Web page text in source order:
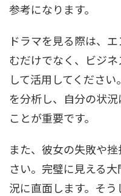
参考になります。
ドラマを見る際は、
むだけでなく、ビジ
して活用してくださ
を分析し、自分の状
ことが重要です。
また、彼女の失敗や
さい。完璧に見える
況に直面します。そ